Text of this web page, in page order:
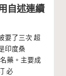
自述連續
要了三次 超
印度桑
藥。主要成
必